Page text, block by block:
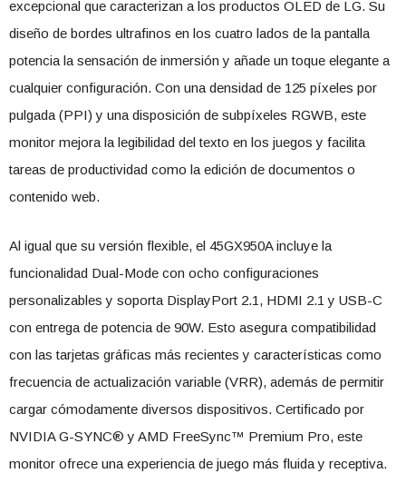
excepcional que caracterizan a los productos OLED de LG. Su
diseño de bordes ultrafinos en los cuatro lados de la pantalla
potencia la sensación de inmersión y añade un toque elegante a
cualquier configuración. Con una densidad de 125 píxeles por
pulgada (PPI) y una disposición de subpíxeles RGWB, este
monitor mejora la legibilidad del texto en los juegos y facilita
tareas de productividad como la edición de documentos o
contenido web.
Al igual que su versión flexible, el 45GX950A incluye la
funcionalidad Dual-Mode con ocho configuraciones
personalizables y soporta DisplayPort 2.1, HDMI 2.1 y USB-C
con entrega de potencia de 90W. Esto asegura compatibilidad
con las tarjetas gráficas más recientes y características como
frecuencia de actualización variable (VRR), además de permitir
cargar cómodamente diversos dispositivos. Certificado por
NVIDIA G-SYNC® y AMD FreeSync™ Premium Pro, este
monitor ofrece una experiencia de juego más fluida y receptiva.